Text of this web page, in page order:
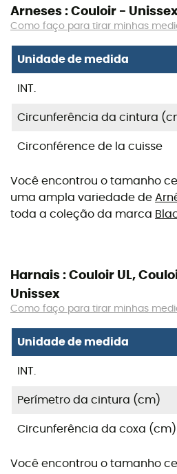
Arneses : Couloir -
Como faço para tirar minhas
Unidade de medida
INT.
Circunferência da cintura
Circonférence de la cuisse
Você encontrou o tamanho
uma ampla variedade de
toda a coleção da marca
Harnais : Couloir UL,
Unissex
Como faço para tirar minhas
Unidade de medida
INT.
Perímetro da cintura (cm)
Circunferência da coxa (cm)
Você encontrou o tamanho